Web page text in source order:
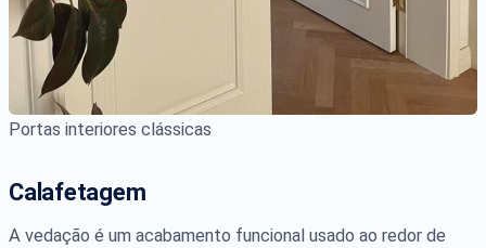
Portas interiores clássicas
Calafetagem
A vedação é um acabamento funcional usado ao redor de